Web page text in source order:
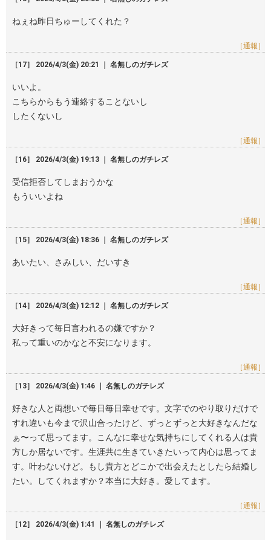
ねぇね昨日ちゅーしてくれた？
［通報］
［17］ 2026/4/3(金) 20:21 ｜ 名無しのガチレズ
いいよ。
こちらからもう連絡することないし
したくないし
［通報］
［16］ 2026/4/3(金) 19:13 ｜ 名無しのガチレズ
受信拒否してしまおうかな
もういいよね
［通報］
［15］ 2026/4/3(金) 18:36 ｜ 名無しのガチレズ
あいたい、さみしい、だいすき
［通報］
［14］ 2026/4/3(金) 12:12 ｜ 名無しのガチレズ
大好きって毎日言われるの嫌ですか？
私って重いのかなと不安になります。
［通報］
［13］ 2026/4/3(金) 1:46 ｜ 名無しのガチレズ
好きな人と両想いで毎日毎日幸せです。文字でのやり取りだけで
すれ違いも今まで沢山合ったけど、ずっとずっと大好きなんだな
ぁ〜って思ってます。こんなに幸せな気持ちにしてくれる人は貴
方しか居ないです。生涯共に生きていきたいって内心は思ってま
す。叶わないけど。もし貴方とどこかで出会えたとしたら結婚し
たい。してくれますか？本当に大好き。愛してます。
［通報］
［12］ 2026/4/3(金) 1:41 ｜ 名無しのガチレズ